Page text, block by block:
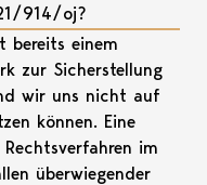
914/oj?
bereits einem
zur Sicherstellung
wir uns nicht auf
können. Eine
im
überwiegender